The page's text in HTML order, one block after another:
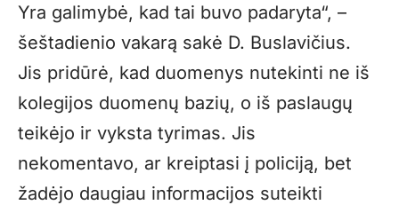
Yra galimybė, kad tai buvo padaryta“, –
šeštadienio vakarą sakė D. Buslavičius.
Jis pridūrė, kad duomenys nutekinti ne iš
kolegijos duomenų bazių, o iš paslaugų
teikėjo ir vyksta tyrimas. Jis
nekomentavo, ar kreiptasi į policiją, bet
žadėjo daugiau informacijos suteikti